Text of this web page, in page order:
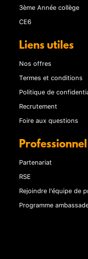
3ème Année collège
CE6
Liens utiles
Nos offres
Termes et conditions
Politique de
Recrutement
Foire aux questions
Professionnel
Partenariat
RSE
Rejoindre l'équipe de
Programme